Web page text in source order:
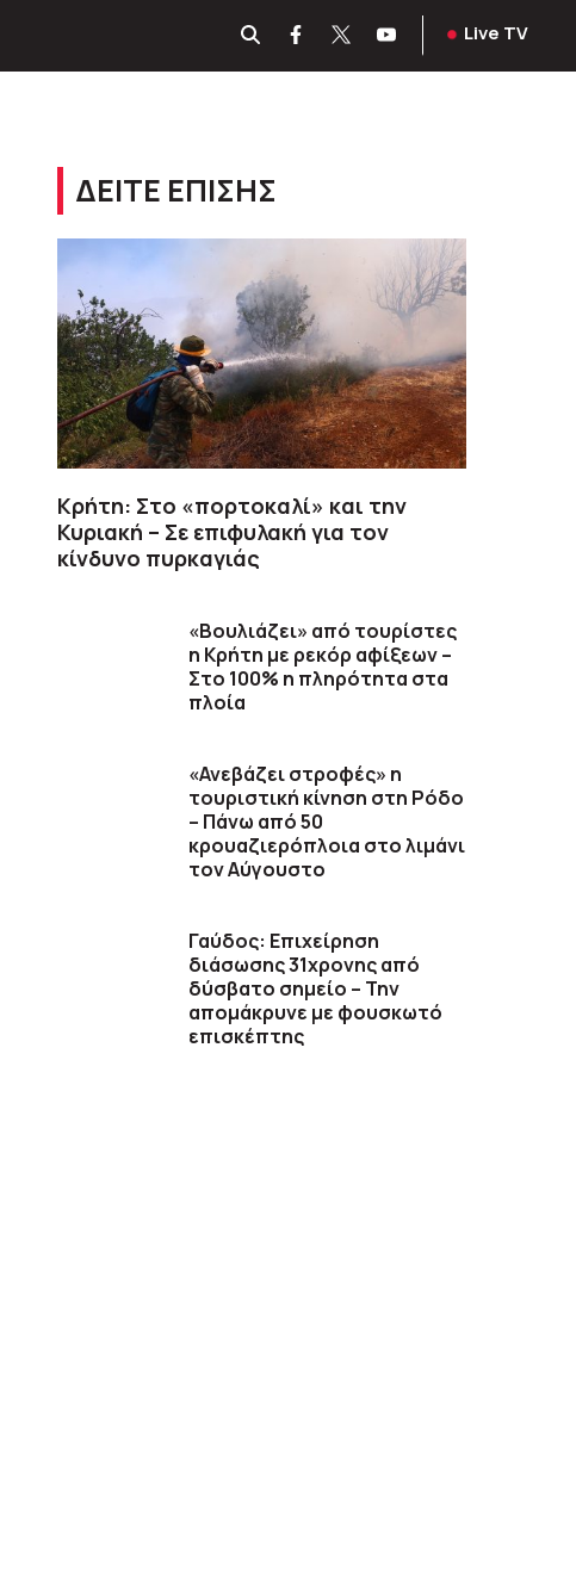
Live TV
ΔΕΙΤΕ ΕΠΙΣΗΣ
Κρήτη: Στο «πορτοκαλί» και την
Κυριακή – Σε επιφυλακή για τον
κίνδυνο πυρκαγιάς
«Βουλιάζει» από τουρίστες
η Κρήτη με ρεκόρ αφίξεων –
Στο 100% η πληρότητα στα
πλοία
«Ανεβάζει στροφές» η
τουριστική κίνηση στη Ρόδο
– Πάνω από 50
κρουαζιερόπλοια στο λιμάνι
τον Αύγουστο
Γαύδος: Επιχείρηση
διάσωσης 31χρονης από
δύσβατο σημείο – Την
απομάκρυνε με φουσκωτό
επισκέπτης